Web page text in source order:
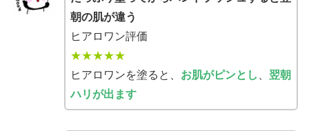
朝の肌が違う
ヒアロワン評価
★★★★★
ヒアロワンを塗ると、 お肌がピンとし
翌朝
ハリが出ます